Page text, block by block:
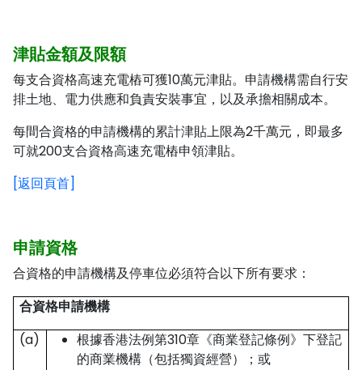
津貼金額及限額
每支合資格高速充電樁可獲10萬元津貼。申請機構需自行安
排土地、電力供應和負責安裝事宜，以及承擔相關成本。
每間合資格的申請機構的累計津貼上限為2千萬元，即最多
可就200支合資格高速充電樁申領津貼。
[返回頁首]
申請資格
合資格的申請機構及停車位必須符合以下所有要求：
合資格申請機構
(a)
根據香港法例第310章《商業登記條例》下登記
的商業機構（包括獨資經營）；或